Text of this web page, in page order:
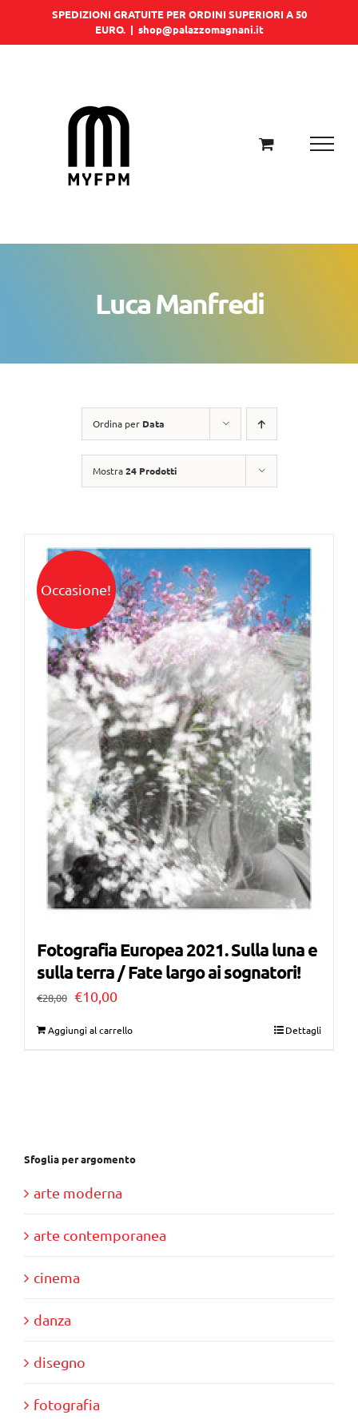
SPEDIZIONI GRATUITE PER ORDINI SUPERIORI A 50
EURO. | shop@palazzomagnani.it
Luca Manfredi
Ordina per Data
Mostra24 Prodotti
Occasione!
Fotografia Europea 2021. Sulla luna e
sulla terra / Fate largo ai sognatori!
€28,00 Il
€10,00Il
Aggiungi al carrello Dettagli
Sfoglia per argomento
arte moderna
arte contemporanea
cinema
danza
disegno
fotografia